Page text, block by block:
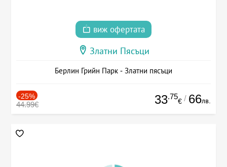
виж офертата
Златни Пясъци
Берлин Грийн Парк - Златни пясъци
-25%
44.99€ 33.75
€ / 66лв.